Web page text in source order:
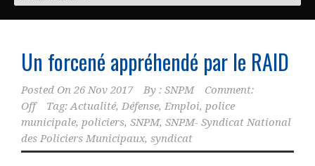
Un forcené appréhendé par le RAID
Posted On 26 Nov 2017 By : SNPM
Comment:
Off
Tag:Actualité, Défense, Emploi, police
municipale, policiers, SNPM, SNPM- Syndicat National
des Policiers Municipaux, syndicat